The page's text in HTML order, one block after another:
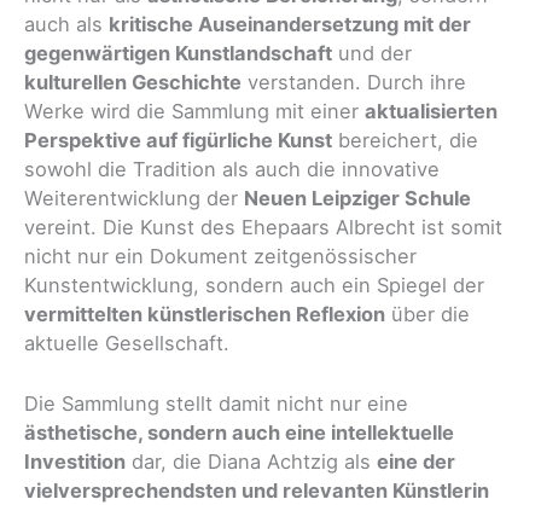
auch als kritische Auseinandersetzung mit der
gegenwärtigen Kunstlandschaft und der
kulturellen Geschichte verstanden. Durch ihre
Werke wird die Sammlung mit einer aktualisierten
Perspektive auf figürliche Kunst bereichert, die
sowohl die Tradition als auch die innovative
Weiterentwicklung der Neuen Leipziger Schule
vereint. Die Kunst des Ehepaars Albrecht ist somit
nicht nur ein Dokument zeitgenössischer
Kunstentwicklung, sondern auch ein Spiegel der
vermittelten künstlerischen Reflexion über die
aktuelle Gesellschaft.
Die Sammlung stellt damit nicht nur eine
ästhetische, sondern auch eine intellektuelle
Investition dar, die Diana Achtzig als eine der
vielversprechendsten und relevanten Künstlerin